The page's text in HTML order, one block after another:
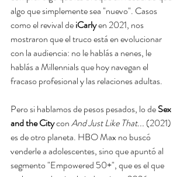
algo que simplemente sea "nuevo". Casos
como el revival de iCarly en 2021, nos
mostraron que el truco está en evolucionar
con la audiencia: no le hablás a nenes, le
hablás a Millennials que hoy navegan el
fracaso profesional y las relaciones adultas.
Pero si hablamos de pesos pesados, lo de Sex
and the City con And Just Like That... (2021)
es de otro planeta. HBO Max no buscó
venderle a adolescentes, sino que apuntó al
segmento "Empowered 50+", que es el que